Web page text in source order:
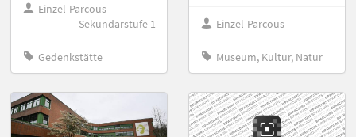
Einzel-Parcous
Sekundarstufe 1
Gedenkstätte
Einzel-Parcous
Museum, Kultur, Natur